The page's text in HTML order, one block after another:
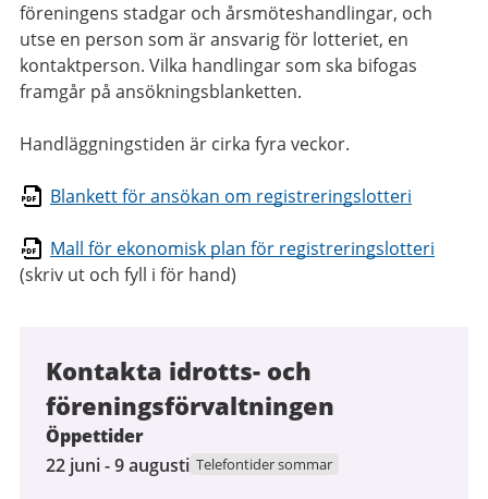
föreningens stadgar och årsmöteshandlingar, och
utse en person som är ansvarig för lotteriet, en
kontaktperson. Vilka handlingar som ska bifogas
framgår på ansökningsblanketten.
Handläggningstiden är cirka fyra veckor.
Blankett för ansökan om registreringslotteri
Mall för ekonomisk plan för registreringslotteri
(skriv ut och fyll i för hand)
Kontakta idrotts- och
föreningsförvaltningen
Öppettider
22
22 juni - 9 augusti Telefontider sommar